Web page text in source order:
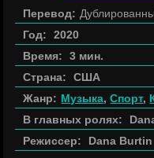
Перевод:
Год:
2020
Время:
3 мин.
Страна:
США
Жанр: Музыка,Спорт,
В главных ролях:
Режиссер:
Dana Burtin